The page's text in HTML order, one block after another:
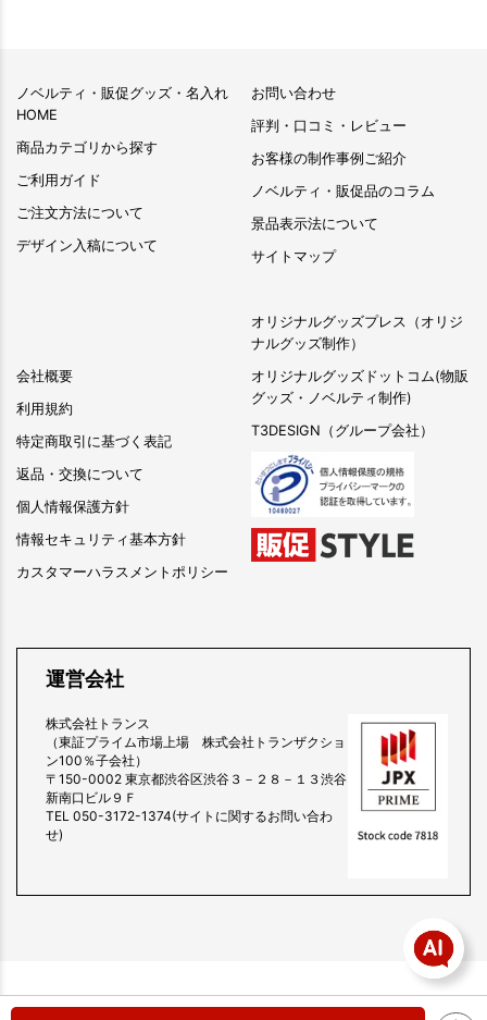
ノベルティ・販促グッズ・名入れ
HOME
商品カテゴリから探す
ご利用ガイド
ご注文方法について
デザイン入稿について
会社概要
利用規約
特定商取引に基づく表記
返品・交換について
個人情報保護方針
情報セキュリティ基本方針
カスタマーハラスメントポリシー
お問い合わせ
評判・口コミ・レビュー
お客様の制作事例ご紹介
ノベルティ・販促品のコラム
景品表示法について
サイトマップ
オリジナルグッズプレス（オリジ
ナルグッズ制作）
オリジナルグッズドットコム(物販
グッズ・ノベルティ制作)
T3DESIGN（グループ会社）
運営会社
株式会社トランス
（東証プライム市場上場 株式会社トランザクショ
ン100％子会社）
〒150-0002 東京都渋谷区渋谷３－２８－１３渋谷
新南口ビル９Ｆ
TEL 050-3172-1374(サイトに関するお問い合わ
せ)